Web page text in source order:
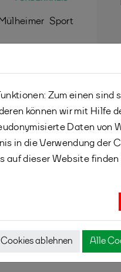
Sport
geknüpft und
langfristige
auch
Zum einen sind
können wir mit Hilfe
Daten von
in die Verwendung der
auf dieser Website finden
ablehnen Alle